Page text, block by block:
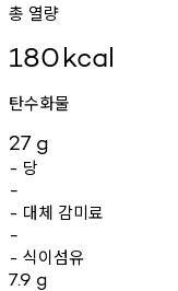
총 열량
180kcal
탄수화물
27 g
- 당
-
- 대체 감미료
-
- 식이섬유
7.9 g